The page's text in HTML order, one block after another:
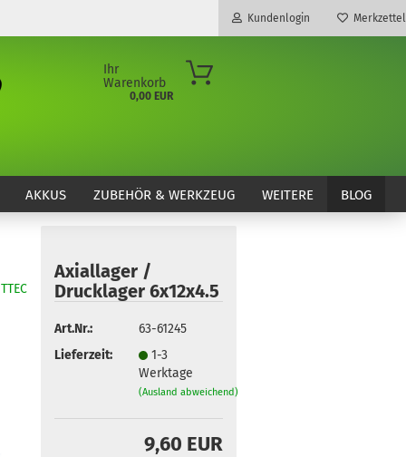
Kundenlogin
Konto erstellen
Passwort vergessen?
Merkzettel
Ihr
Warenkorb
0,00 EUR
AKKUS ZUBEHÖR & WERKZEUG BLOG
WEITERE
Axiallager /
Drucklager 6x12x4.5
Art.Nr.:
63-61245
Lieferzeit:
1-3
Werktage
(Ausland abweichend)
9,60 EUR